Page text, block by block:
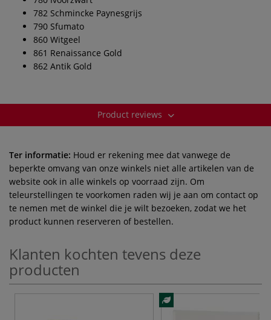
782 Schmincke Paynesgrijs
790 Sfumato
860 Witgeel
861 Renaissance Gold
862 Antik Gold
Product reviews
Ter informatie: Houd er rekening mee dat vanwege de
beperkte omvang van onze winkels niet alle artikelen van de
website ook in alle winkels op voorraad zijn. Om
teleurstellingen te voorkomen raden wij je aan om contact op
te nemen met de winkel die je wilt bezoeken, zodat we het
product kunnen reserveren of bestellen.
Klanten kochten tevens deze
producten